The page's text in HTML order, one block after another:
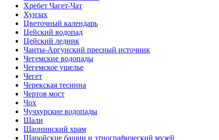
Хребет Чагет-Чат
Хунзах
Цветочный календарь
Цейский водопад
Цейский ледник
Чанты-Аргунский пресный источник
Чегемские водопады
Чегемское ущелье
Чегет
Черекская теснина
Чертов мост
Чох
Чучхурские водопады
Шали
Шаонинский храм
Шаройские башни и этнографический музей